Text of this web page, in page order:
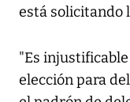
está solicitando
"Es
elección para